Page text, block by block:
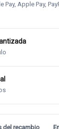
Pay, Apple Pay,
del recambio